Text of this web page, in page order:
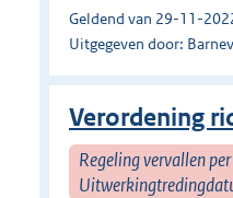
Geldend van 29-11-
Uitgegeven door:
Verordening
Regeling vervallen